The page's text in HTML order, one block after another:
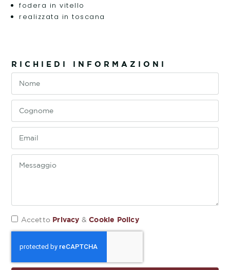
fodera in vitello
realizzata in toscana
RICHIEDI INFORMAZIONI
Accetto Privacy &Cookie Policy